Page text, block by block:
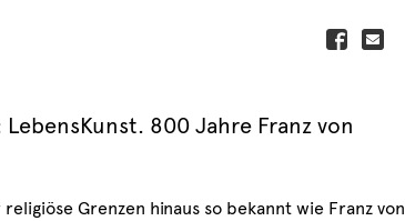
800 Jahre Franz von
Grenzen hinaus so bekannt wie Franz von